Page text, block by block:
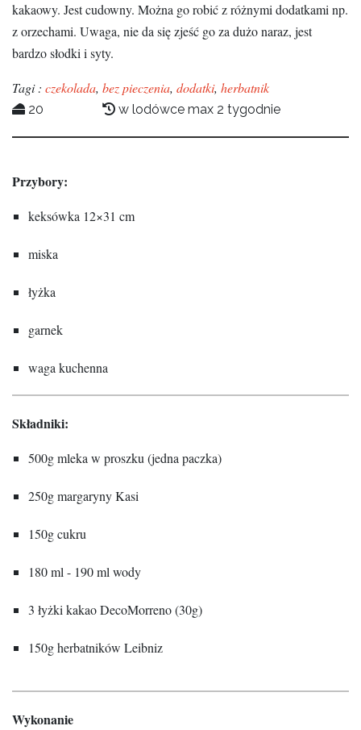
kakaowy. Jest cudowny. Można go robić z różnymi dodatkami np.
z orzechami. Uwaga, nie da się zjeść go za dużo naraz, jest
bardzo słodki i syty.
Tagi : czekolada, bez pieczenia, dodatki, herbatnik
20 w lodówce max 2 tygodnie
Przybory:
keksówka 12×31 cm
miska
łyżka
garnek
waga kuchenna
Składniki:
500g mleka w proszku (jedna paczka)
250g margaryny Kasi
150g cukru
180 ml - 190 ml wody
3 łyżki kakao DecoMorreno (30g)
150g herbatników Leibniz
Wykonanie